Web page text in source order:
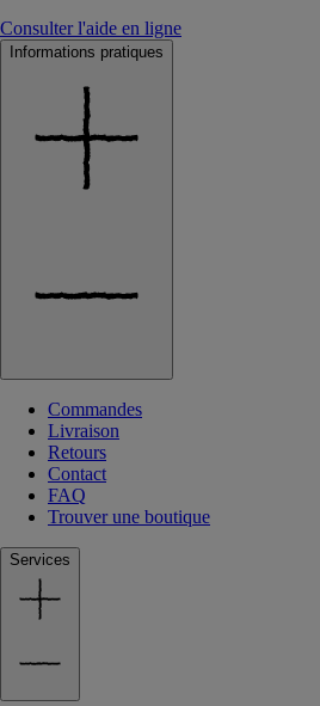
Consulter l'aide en ligne
Informations pratiques
Commandes
Livraison
Retours
Contact
FAQ
Trouver une boutique
Services